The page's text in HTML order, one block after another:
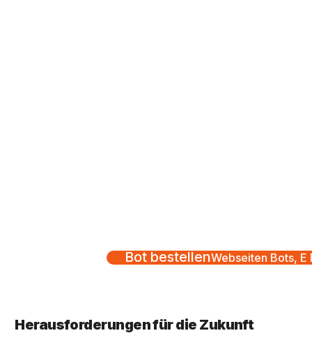
Bot bestellenWebseiten Bots, E
Herausforderungen für die Zukunft